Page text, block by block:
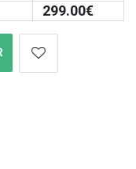
299.00€